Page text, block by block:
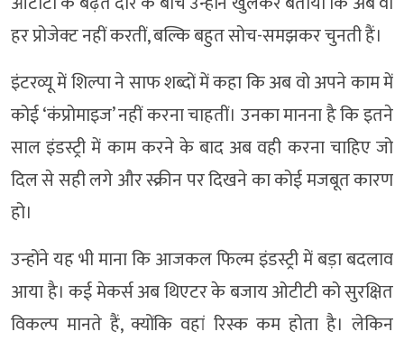
हर प्रोजेक्ट नहीं करतीं, बल्कि बहुत सोच-समझकर चुनती हैं।
इंटरव्यू में शिल्पा ने साफ शब्दों में कहा कि अब वो अपने काम में
कोई ‘कंप्रोमाइज’ नहीं करना चाहतीं। उनका मानना है कि इतने
साल इंडस्ट्री में काम करने के बाद अब वही करना चाहिए जो
दिल से सही लगे और स्क्रीन पर दिखने का कोई मजबूत कारण
हो।
उन्होंने यह भी माना कि आजकल फिल्म इंडस्ट्री में बड़ा बदलाव
आया है। कई मेकर्स अब थिएटर के बजाय ओटीटी को सुरक्षित
विकल्प मानते हैं, क्योंकि वहां रिस्क कम होता है। लेकिन